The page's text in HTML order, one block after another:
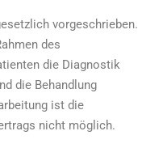
vorgeschrieben.
des
die Diagnostik
die Behandlung
ist die
nicht möglich.